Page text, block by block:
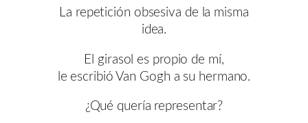
La repetición obsesiva de la misma
idea.
El girasol es propio de mí,
le escribió Van Gogh a su hermano.
¿Qué quería representar?